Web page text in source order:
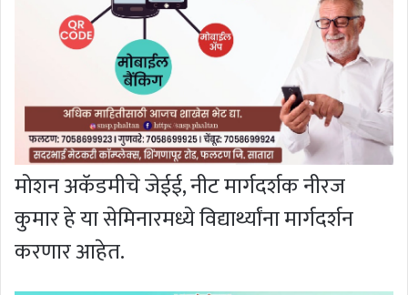
मोशन अकॅडमीचे जेईई, नीट मार्गदर्शक नीरज
कुमार हे या सेमिनारमध्ये विद्यार्थ्यांना मार्गदर्शन
करणार आहेत.